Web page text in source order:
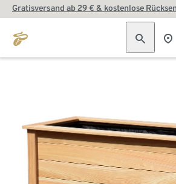
Gratisversand ab 29 € & kostenlose